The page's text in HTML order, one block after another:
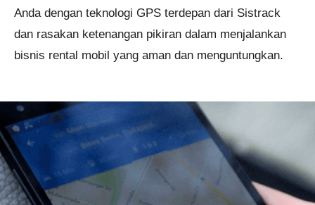
Anda dengan teknologi GPS terdepan dari Sistrack
dan rasakan ketenangan pikiran dalam menjalankan
bisnis rental mobil yang aman dan menguntungkan.